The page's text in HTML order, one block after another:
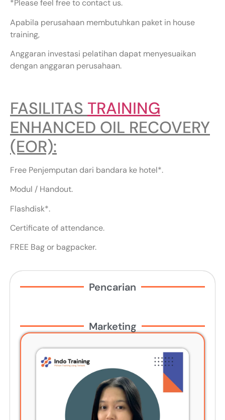
*Please feel free to contact us.
Apabila perusahaan membutuhkan paket in house
training,
Anggaran investasi pelatihan dapat menyesuaikan
dengan anggaran perusahaan.
FASILITAS TRAINING
ENHANCED OIL RECOVERY
(EOR):
Free Penjemputan dari bandara ke hotel*.
Modul / Handout.
Flashdisk*.
Certificate of attendance.
FREE Bag or bagpacker.
Pencarian
Marketing